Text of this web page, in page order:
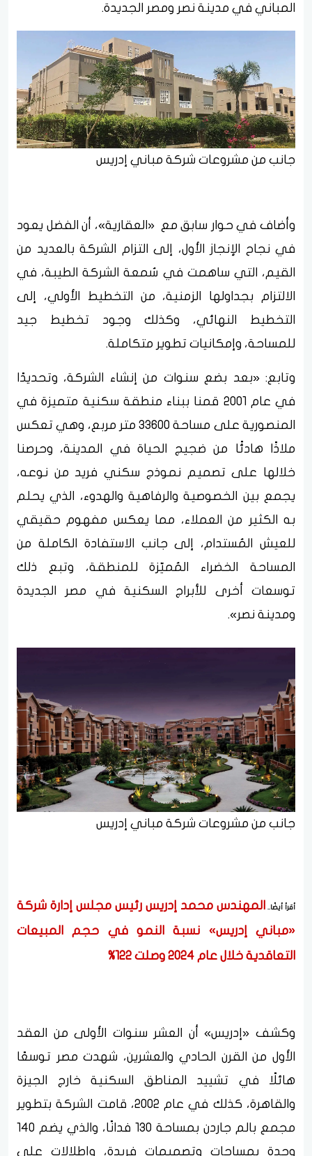
المباني في مدينة نصر ومصر الجديدة.
جانب من مشروعات شركة مباني إدريس
وأضاف في حوار سابق مع «العقارية»، أن الفضل يعود
في نجاح الإنجاز الأول، إلى التزام الشركة بالعديد من
القيم، التي ساهمت في سُمعة الشركة الطيبة، في
الالتزام بجداولها الزمنية، من التخطيط الأولي، إلى
التخطيط النهائي، وكذلك وجود تخطيط جيد
للمساحة، وإمكانيات تطوير متكاملة.
وتابع: «بعد بضع سنوات من إنشاء الشركة، وتحديدًا
في عام 2001 قمنا ببناء منطقة سكنية متميزة في
المنصورية على مساحة 33600 متر مربع، وهي تعكس
ملاذًا هادئًا من ضجيج الحياة في المدينة، وحرصنا
خلالها على تصميم نموذج سكني فريد من نوعه،
يجمع بين الخصوصية والرفاهية والهدوء، الذي يحلم
به الكثير من العملاء، مما يعكس مفهوم حقيقي
للعيش المُستدام، إلى جانب الاستفادة الكاملة من
المساحة الخضراء المُميّزة للمنطقة، وتبع ذلك
توسعات أخرى للأبراج السكنية في مصر الجديدة
ومدينة نصر».
جانب من مشروعات شركة مباني إدريس
أقرأ أيضًا..
المهندس محمد إدريس رئيس مجلس إدارة شركة
«مباني إدريس» نسبة النمو في حجم المبيعات
التعاقدية خلال عام 2024 وصلت 122%
وكشف «إدريس» أن العشر سنوات الأولى من العقد
الأول من القرن الحادي والعشرين، شهدت مصر توسعًا
هائلًا في تشييد المناطق السكنية خارج الجيزة
والقاهرة، كذلك في عام 2002، قامت الشركة بتطوير
مجمع بالم جاردن بمساحة 130 فدانًا، والذي يضم 140
وحدة بمساحات وتصميمات فريدة، وإطلالات على